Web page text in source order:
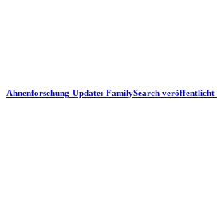
Ahnenforschung-Update: FamilySearch veröffentlicht